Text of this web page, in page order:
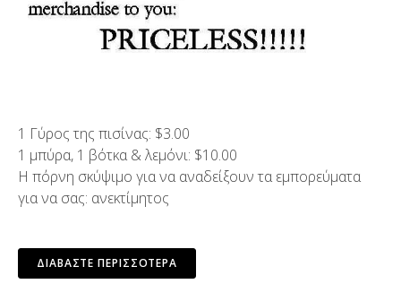
1 Γύρος της πισίνας: $3.00
1 μπύρα, 1 βότκα & λεμόνι: $10.00
Η πόρνη σκύψιμο για να αναδείξουν τα εμπορεύματα
για να σας: ανεκτίμητος
ΔΙΑΒΆΣΤΕ ΠΕΡΙΣΣΌΤΕΡΑ